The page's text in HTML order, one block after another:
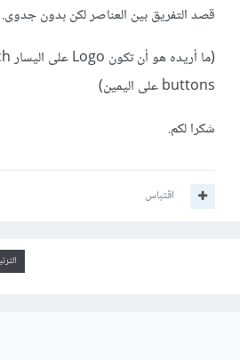
قصد التفريق بين العناصر لكن بدون جدوى.
buttons على اليمين)
شكرا لكم.
اقتباس